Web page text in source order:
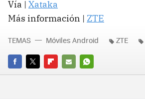
Vía | Xataka
Más información | ZTE
FACEBOOK
TWITTERFLIPBOARD
E-
WHATSAPP
TEMAS Móviles Android ZTE